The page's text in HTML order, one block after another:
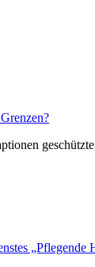
„Pflegende